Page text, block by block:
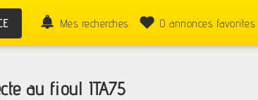
Mes recherches 0 annonces favorites
au fioul ITA75